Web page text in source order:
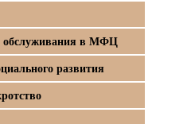
обслуживания в МФЦ
развития